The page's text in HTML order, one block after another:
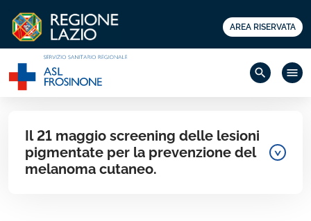
AREA RISERVATA
search menu
Il 21 maggio screening delle lesioni
pigmentate per la prevenzione del
melanoma cutaneo.